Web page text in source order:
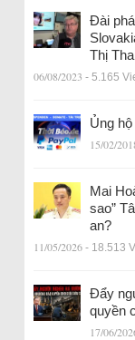
Đài
Thị
06/08/2023 - 5.165
Ủng
15/02/
Mai
sao”
an?
11/05/2026 - 18.513
Đẩy
quyền
17/06/